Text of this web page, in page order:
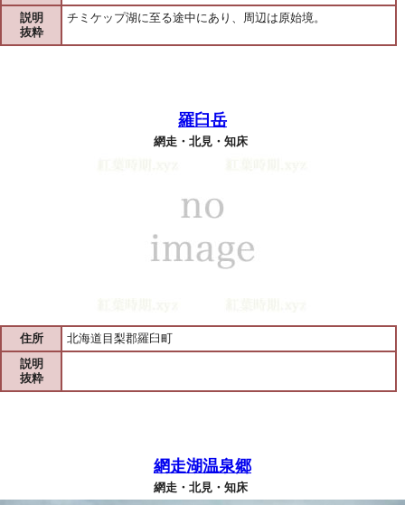
説明
抜粋
チミケップ湖に至る途中にあり、周辺は原始境。
羅臼岳
網走・北見・知床
住所
北海道目梨郡羅臼町
説明
抜粋
網走湖温泉郷
網走・北見・知床